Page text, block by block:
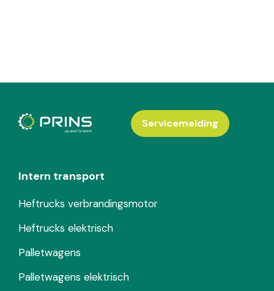
Intern transport
Heftrucks verbrandingsmotor
Heftrucks elektrisch
Palletwagens
Palletwagens elektrisch
Servicemelding